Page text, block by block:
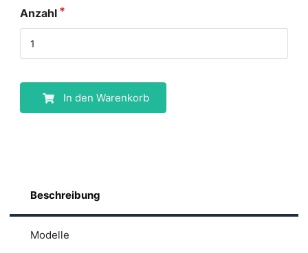
Anzahl
In den Warenkorb
Beschreibung
Modelle